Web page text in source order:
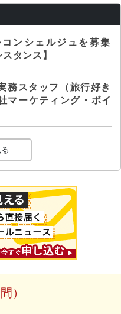
ンシェルジュを募集
タンス】
務スタッフ（旅行好き
マーケティング・ボイ
）